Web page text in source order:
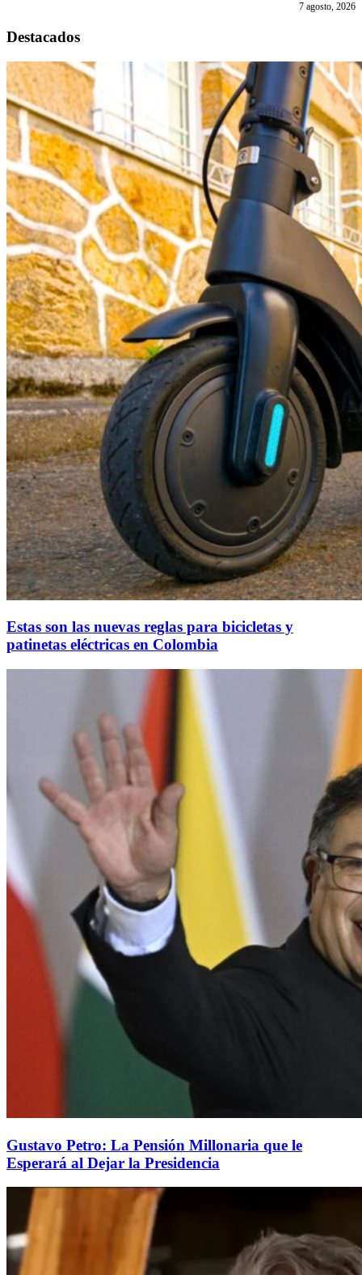
7 agosto, 2026
Destacados
Estas son las nuevas reglas para bicicletas y
patinetas eléctricas en Colombia
Gustavo Petro: La Pensión Millonaria que le
Esperará al Dejar la Presidencia